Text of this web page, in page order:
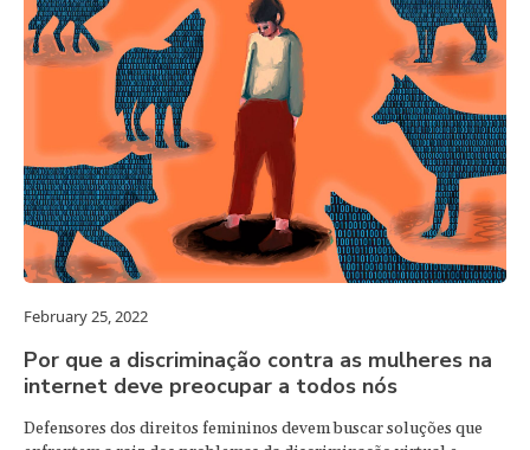
February 25, 2022
Por que a discriminação contra as mulheres na
internet deve preocupar a todos nós
Defensores dos direitos femininos devem buscar soluções que